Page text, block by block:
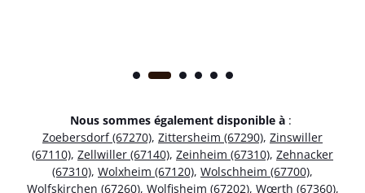
Nous sommes également disponible à :
Zoebersdorf (67270), Zittersheim (67290), Zinswiller
(67110), Zellwiller (67140), Zeinheim (67310), Zehnacker
(67310), Wolxheim (67120), Wolschheim (67700),
Wolfskirchen (67260), Wolfisheim (67202), Wœrth (67360),